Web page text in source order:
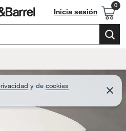
Inicia sesión
e
r
c
y de cookies
C
e
r